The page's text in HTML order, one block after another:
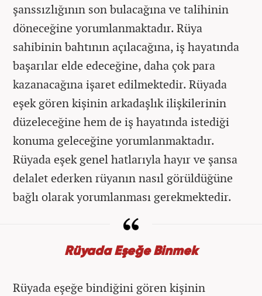
şanssızlığının son bulacağına ve talihinin
döneceğine yorumlanmaktadır. Rüya
sahibinin bahtının açılacağına, iş hayatında
başarılar elde edeceğine, daha çok para
kazanacağına işaret edilmektedir. Rüyada
eşek gören kişinin arkadaşlık ilişkilerinin
düzeleceğine hem de iş hayatında istediği
konuma geleceğine yorumlanmaktadır.
Rüyada eşek genel hatlarıyla hayır ve şansa
delalet ederken rüyanın nasıl görüldüğüne
bağlı olarak yorumlanması gerekmektedir.
Rüyada Eşeğe Binmek
Rüyada eşeğe bindiğini gören kişinin